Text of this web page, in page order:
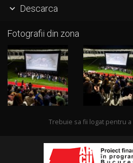
 Descarca
Fotografii din zona
Trebuie sa fii logat pentru